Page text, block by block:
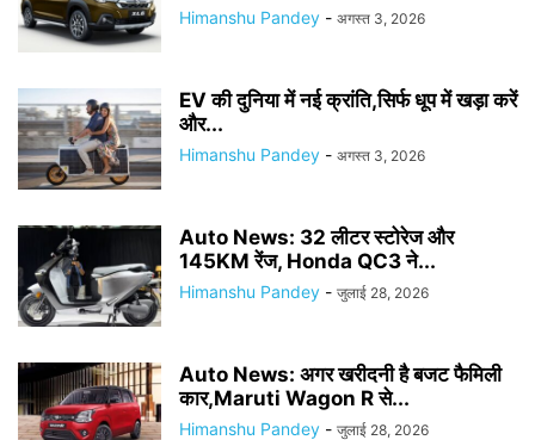
Himanshu Pandey - अगस्त 3, 2026
EV की दुनिया में नई क्रांति,सिर्फ धूप में खड़ा करें
और...
Himanshu Pandey - अगस्त 3, 2026
Auto News: 32 लीटर स्टोरेज और
145KM रेंज, Honda QC3 ने...
Himanshu Pandey - जुलाई 28, 2026
Auto News: अगर खरीदनी है बजट फैमिली
कार,Maruti Wagon R से...
Himanshu Pandey - जुलाई 28, 2026